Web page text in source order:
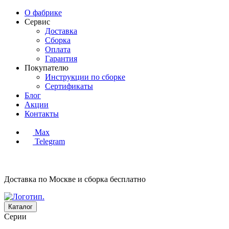
О фабрике
Сервис
Доставка
Сборка
Оплата
Гарантия
Покупателю
Инструкции по сборке
Сертификаты
Блог
Акции
Контакты
Max
Telegram
Доставка по Москве и сборка бесплатно
Каталог
Серии